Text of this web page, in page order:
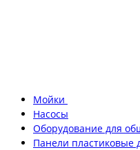
Мойки
Насосы
Оборудование для
Панели пластиковые